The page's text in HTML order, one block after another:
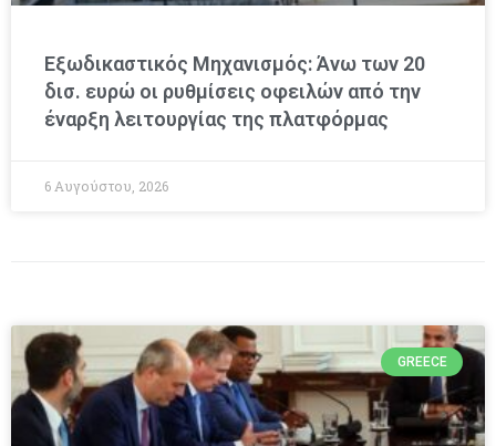
Εξωδικαστικός Μηχανισμός: Άνω των 20
δισ. ευρώ οι ρυθμίσεις οφειλών από την
έναρξη λειτουργίας της πλατφόρμας
6 Αυγούστου, 2026
GREECE